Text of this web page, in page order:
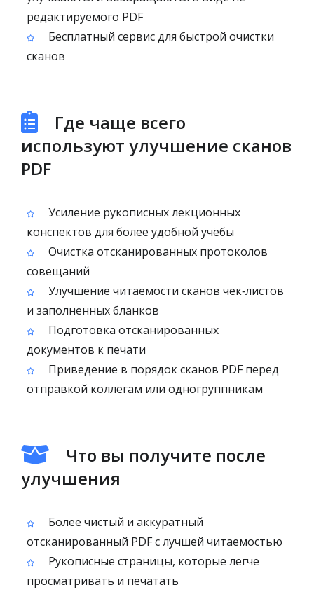
редактируемого PDF
Бесплатный сервис для быстрой очистки
сканов
Где чаще всего
используют улучшение сканов
PDF
Усиление рукописных лекционных
конспектов для более удобной учёбы
Очистка отсканированных протоколов
совещаний
Улучшение читаемости сканов чек‑листов
и заполненных бланков
Подготовка отсканированных
документов к печати
Приведение в порядок сканов PDF перед
отправкой коллегам или одногруппникам
Что вы получите после
улучшения
Более чистый и аккуратный
отсканированный PDF с лучшей читаемостью
Рукописные страницы, которые легче
просматривать и печатать